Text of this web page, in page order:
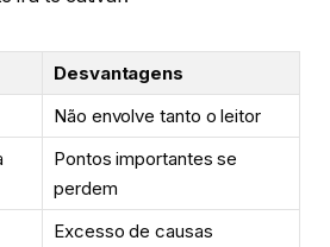
Desvantagens
Não envolve tanto o leitor
Pontos importantes se
perdem
Excesso de causas